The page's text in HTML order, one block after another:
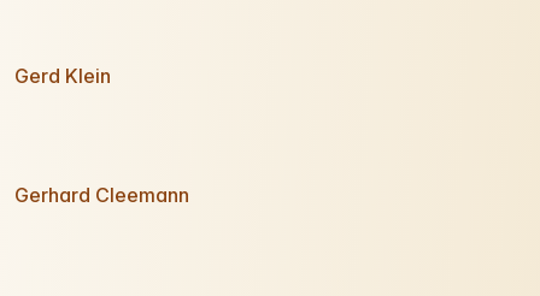
Gerd Klein
Gerhard Cleemann